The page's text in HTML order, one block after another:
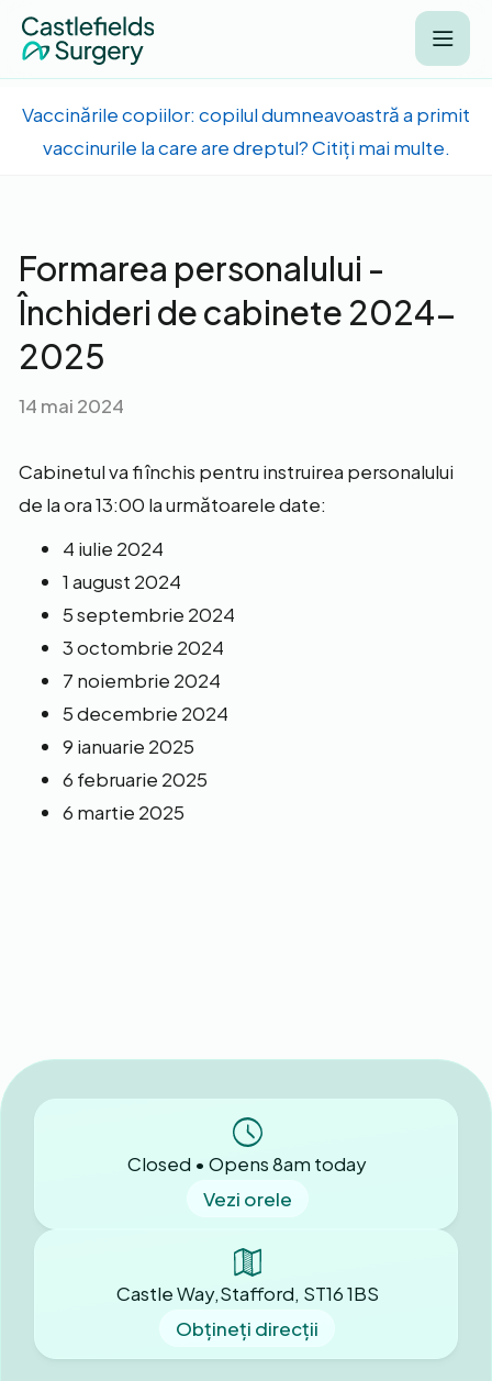
Vaccinările copiilor: copilul dumneavoastră a primit
vaccinurile la care are dreptul? Citiți mai multe.
Formarea personalului -
Închideri de cabinete 2024-
2025
14 mai 2024
Cabinetul va fi închis pentru instruirea personalului
de la ora 13:00 la următoarele date:
4 iulie 2024
1 august 2024
5 septembrie 2024
3 octombrie 2024
7 noiembrie 2024
5 decembrie 2024
9 ianuarie 2025
6 februarie 2025
6 martie 2025
Closed • Opens 8am today
Vezi orele
Castle Way,Stafford, ST16 1BS
Obțineți direcții